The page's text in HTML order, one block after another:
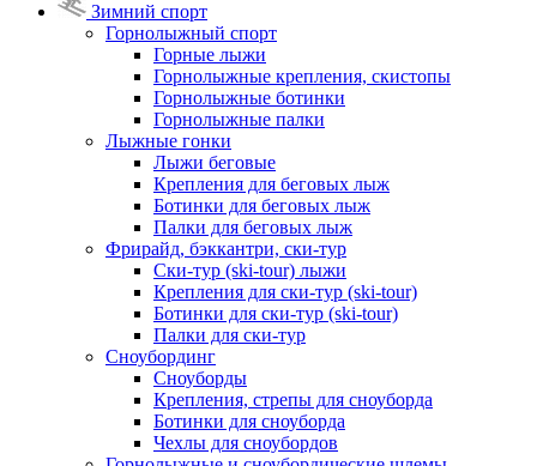
Зимний спорт
Горнолыжный спорт
Горные лыжи
Горнолыжные крепления, скистопы
Горнолыжные ботинки
Горнолыжные палки
Лыжные гонки
Лыжи беговые
Крепления для беговых лыж
Ботинки для беговых лыж
Палки для беговых лыж
Фрирайд, бэккантри, ски-тур
Ски-тур (ski-tour) лыжи
Крепления для ски-тур (ski-tour)
Ботинки для ски-тур (ski-tour)
Палки для ски-тур
Сноубординг
Сноуборды
Крепления, стрепы для сноуборда
Ботинки для сноуборда
Чехлы для сноубордов